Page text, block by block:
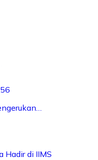
Hadir di IIMS